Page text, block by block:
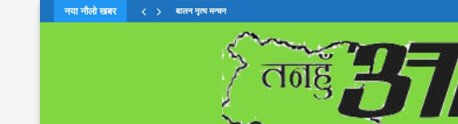
नया नौलो खबर काली नदी तटका बनेकाे प्रतिक्षालय